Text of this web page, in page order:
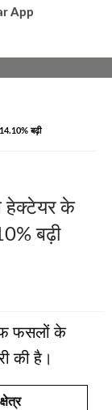
App
बढ़ी
के
बढ़ी
फसलों के
की है।